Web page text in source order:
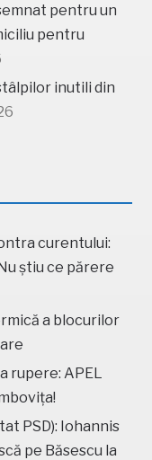
pentru un
pentru
inutili din
curentului:
știu ce părere
a blocurilor
rupere: APEL
PSD): Iohannis
pe Băsescu la